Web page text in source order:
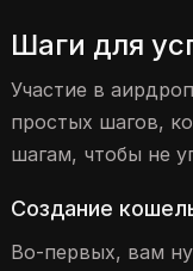
Шаги для
Участие в
простых шагов,
шагам, чтобы не
Создание
Во-первых, вам